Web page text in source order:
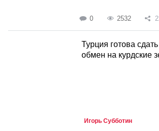
0 2532
Турция готова
обмен на курдские
Игорь Субботин